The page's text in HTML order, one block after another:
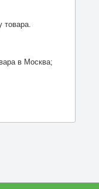
товара.
в Москва;